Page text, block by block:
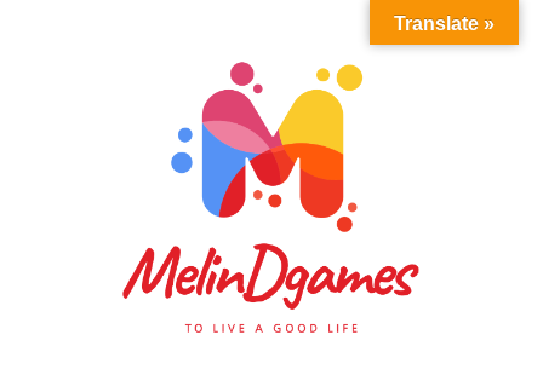
Translate »